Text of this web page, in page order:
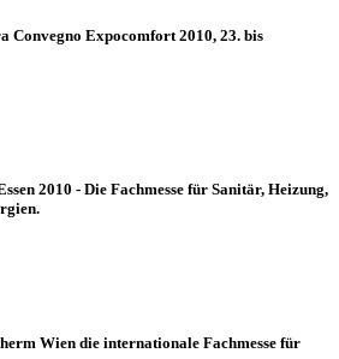
Convegno Expocomfort 2010, 23. bis
2010 - Die Fachmesse für Sanitär, Heizung,
Wien die internationale Fachmesse für